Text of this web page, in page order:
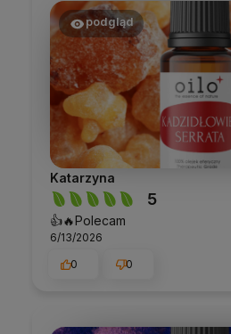
podgląd
Katarzyna
5
👍️🔥Polecam
6/13/2026
0
0